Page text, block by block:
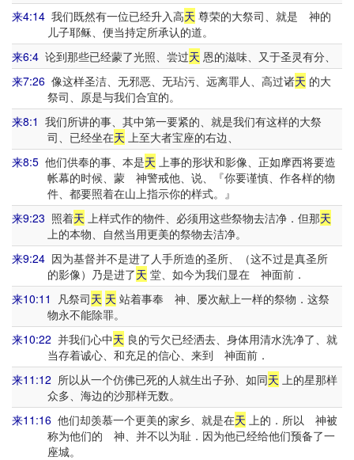
来4:14 我们既然有一位已经升入高天 尊荣的大祭司、就是 神的
儿子耶稣、便当持定所承认的道。
来6:4 论到那些已经蒙了光照、尝过天 恩的滋味、又于圣灵有分、
来7:26 像这样圣洁、无邪恶、无玷污、远离罪人、高过诸天 的大
祭司、原是与我们合宜的。
来8:1 我们所讲的事、其中第一要紧的、就是我们有这样的大祭
司、已经坐在天 上至大者宝座的右边、
来8:5 他们供奉的事、本是天 上事的形状和影像、正如摩西将要造
帐幕的时候、蒙 神警戒他、说、『你要谨慎、作各样的物
件、都要照着在山上指示你的样式。』
来9:23 照着天 上样式作的物件、必须用这些祭物去洁净．但那天
上的本物、自然当用更美的祭物去洁净。
来9:24 因为基督并不是进了人手所造的圣所、（这不过是真圣所
的影像）乃是进了天 堂、如今为我们显在 神面前．
来10:11
凡祭司天 天 站着事奉 神、屡次献上一样的祭物．这祭
物永不能除罪。
来10:22 并我们心中天 良的亏欠已经洒去、身体用清水洗净了、就
当存着诚心、和充足的信心、来到 神面前．
来11:12 所以从一个仿佛已死的人就生出子孙、如同天 上的星那样
众多、海边的沙那样无数。
来11:16 他们却羡慕一个更美的家乡、就是在天 上的．所以 神被
称为他们的 神、并不以为耻．因为他已经给他们预备了一
座城。